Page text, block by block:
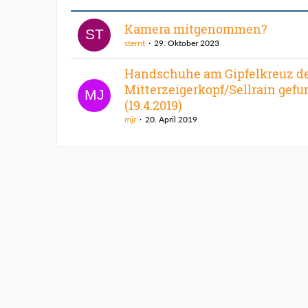
Kamera mitgenommen?
sternt 29. Oktober 2023
Handschuhe am Gipfelkreuz
Mitterzeigerkopf/Sellrain
(19.4.2019)
mjr 20. April 2019